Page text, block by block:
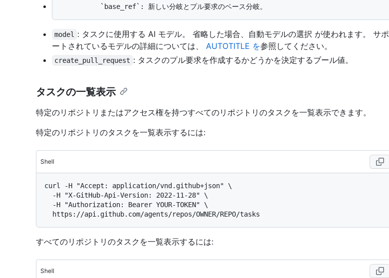
model
: タスクに使用する AI モデル。 省略した場合、自動モデルの選択 が使われます。 サポ
ートされているモデルの詳細については、 AUTOTITLE を参照してください。
create_pull_request : タスクのプル要求を作成するかどうかを決定するブール値。
タスクの一覧表示
特定のリポジトリまたはアクセス権を持つすべてのリポジトリのタスクを一覧表示できます。
特定のリポジトリのタスクを一覧表示するには:
Shell
curl -H "Accept: application/vnd.github+json" \
すべてのリポジトリのタスクを一覧表示するには:
Shell